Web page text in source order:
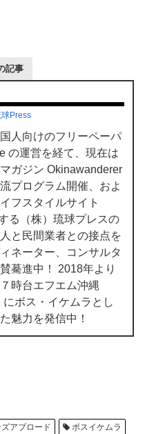
記事
Press
人向けのフリーペーパ
の運営を経て、現在は
ガジン Okinawanderer
プログラム開催、およ
フスタイルサイト
る（株）琉球プレスの
と民間業者との接点を
ネーター、コンサルタ
驀進中！ 2018年より
時台エフエム沖縄
にボス・イケムラとし
魅力を発信中！
アブロード
ボスイケムラ